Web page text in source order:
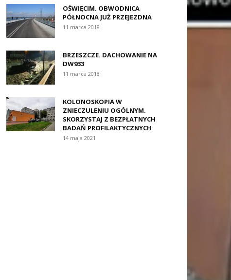
OŚWIĘCIM. OBWODNICA
PÓŁNOCNA JUŻ PRZEJEZDNA
11 marca 2018
BRZESZCZE. DACHOWANIE NA
DW933
11 marca 2018
KOLONOSKOPIA W
ZNIECZULENIU OGÓLNYM.
SKORZYSTAJ Z BEZPŁATNYCH
BADAŃ PROFILAKTYCZNYCH
14 maja 2021